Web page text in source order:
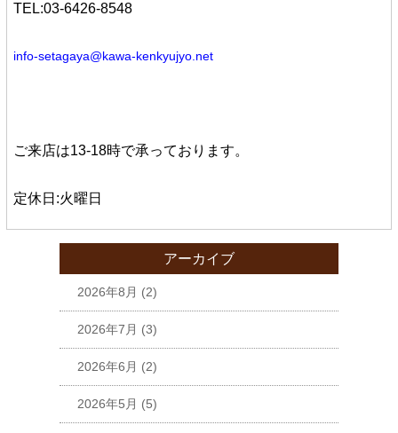
TEL:03-6426-8548
info-setagaya@kawa-kenkyujyo.net
ご来店は13-18時で承っております。
定休日:火曜日
アーカイブ
2026年8月 (2)
2026年7月 (3)
2026年6月 (2)
2026年5月 (5)